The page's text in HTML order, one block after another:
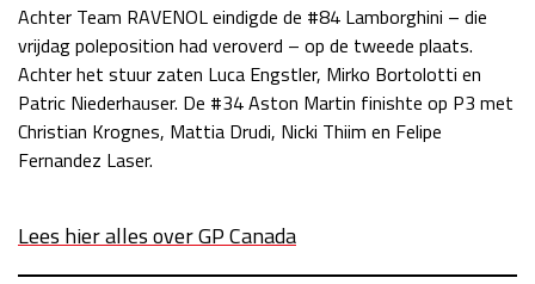
Achter Team RAVENOL eindigde de #84 Lamborghini – die
vrijdag poleposition had veroverd – op de tweede plaats.
Achter het stuur zaten Luca Engstler, Mirko Bortolotti en
Patric Niederhauser. De #34 Aston Martin finishte op P3 met
Christian Krognes, Mattia Drudi, Nicki Thiim en Felipe
Fernandez Laser.
Lees hier alles over GP Canada